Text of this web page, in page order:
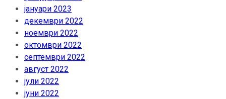
јануари 2023
декември 2022
ноември 2022
октомври 2022
септември 2022
август 2022
јули 2022
јуни 2022